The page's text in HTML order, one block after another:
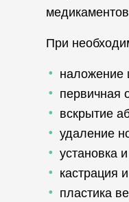
При
наложение
первичная
вскрытие
удаление
установка
кастрация
пластика